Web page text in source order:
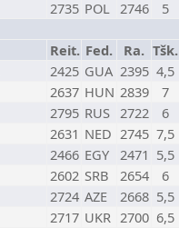
2735 POL 2746
5
Reit. Fed. Ra. Tšk.
2425 GUA 2395 4,5
2637 HUN 2839
7
2795 RUS 2722
6
2631 NED 2745 7,5
2466 EGY 2471 5,5
2602 SRB 2654
6
2724 AZE 2668 5,5
2717 UKR 2700 6,5